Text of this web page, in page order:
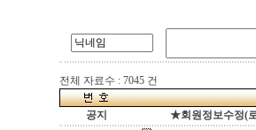
전체 자료수 : 7045 건
공지 ★회원정보수정(